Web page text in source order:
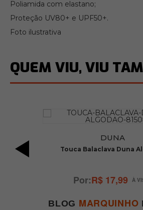
Poliamida com elastano;
Proteção UV80+ e UPF50+.
Foto ilustrativa
QUEM VIU, VIU
DUNA
Touca Balaclava Duna
R$ 17,99
BLOG MARQUINHO